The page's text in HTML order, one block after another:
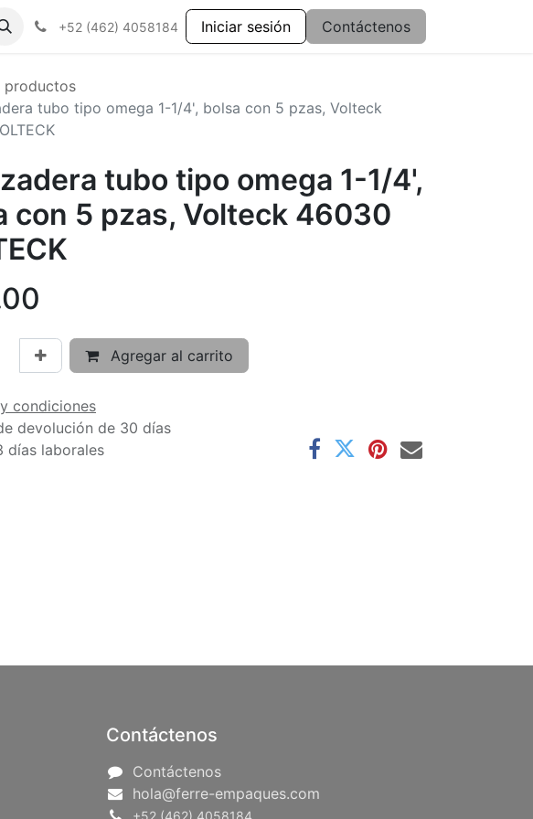
+52 (462) 4058184 Iniciar sesión Contáctenos
productos
tubo tipo omega 1-1/4', bolsa con 5 pzas, Volteck
tubo tipo omega 1-1/4',
con 5 pzas, Volteck 46030
Agregar al carrito
condiciones
devolución de 30 días
días laborales
Contáctenos
Contáctenos
hola@ferre-empaques.com
+52 (462) 4058184